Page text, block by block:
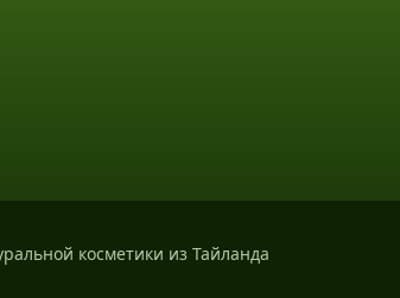
косметики из Тайланда